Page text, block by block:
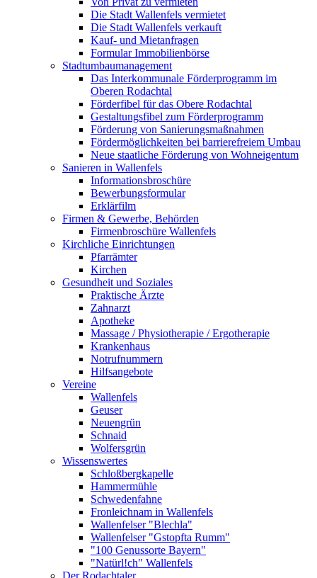
Die Stadt Wallenfels vermietet
Die Stadt Wallenfels verkauft
Kauf- und Mietanfragen
Formular Immobilienbörse
Stadtumbaumanagement
Das Interkommunale Förderprogramm im
Oberen Rodachtal
Förderfibel für das Obere Rodachtal
Gestaltungsfibel zum Förderprogramm
Förderung von Sanierungsmaßnahmen
Fördermöglichkeiten bei barrierefreiem Umbau
Neue staatliche Förderung von Wohneigentum
Sanieren in Wallenfels
Informationsbroschüre
Bewerbungsformular
Erklärfilm
Firmen & Gewerbe, Behörden
Firmenbroschüre Wallenfels
Kirchliche Einrichtungen
Pfarrämter
Kirchen
Gesundheit und Soziales
Praktische Ärzte
Zahnarzt
Apotheke
Massage / Physiotherapie / Ergotherapie
Krankenhaus
Notrufnummern
Hilfsangebote
Vereine
Wallenfels
Geuser
Neuengrün
Schnaid
Wolfersgrün
Wissenswertes
Schloßbergkapelle
Hammermühle
Schwedenfahne
Fronleichnam in Wallenfels
Wallenfelser "Blechla"
Wallenfelser "Gstopfta Rumm"
"100 Genussorte Bayern"
"Natürl!ch" Wallenfels
Der Rodachtaler